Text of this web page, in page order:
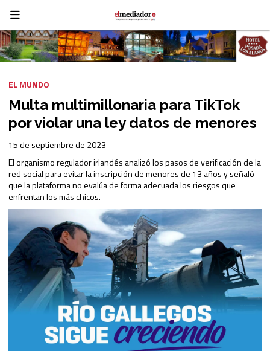
Multa multimillonaria para TikTok
por violar una ley datos de menores
El organismo regulador irlandés analizó los pasos de verificación de la
red social para evitar la inscripción de menores de 13 años y señaló
que la plataforma no evalúa de forma adecuada los riesgos que
enfrentan los más chicos.
EL MUNDO
15 de septiembre de 2023